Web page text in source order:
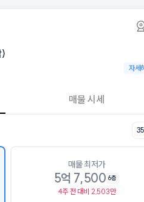
상복합) 아파트 시세·
위치한 480세대 아파트로,
학교가 있습니다.
지입니다.
회계학원 (155m)이 있습니다.
두류역서한
)
두류
자세
매물 시세
매물 최저가
5억 7,500 6층
4주 전 대비 2,503만